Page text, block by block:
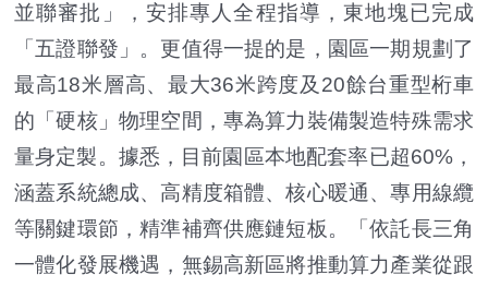
並聯審批」，安排專人全程指導，東地塊已完成
「五證聯發」。更值得一提的是，園區一期規劃了
最高18米層高、最大36米跨度及20餘台重型桁車
的「硬核」物理空間，專為算力裝備製造特殊需求
量身定製。據悉，目前園區本地配套率已超60%，
涵蓋系統總成、高精度箱體、核心暖通、專用線纜
等關鍵環節，精準補齊供應鏈短板。「依託長三角
一體化發展機遇，無錫高新區將推動算力產業從跟